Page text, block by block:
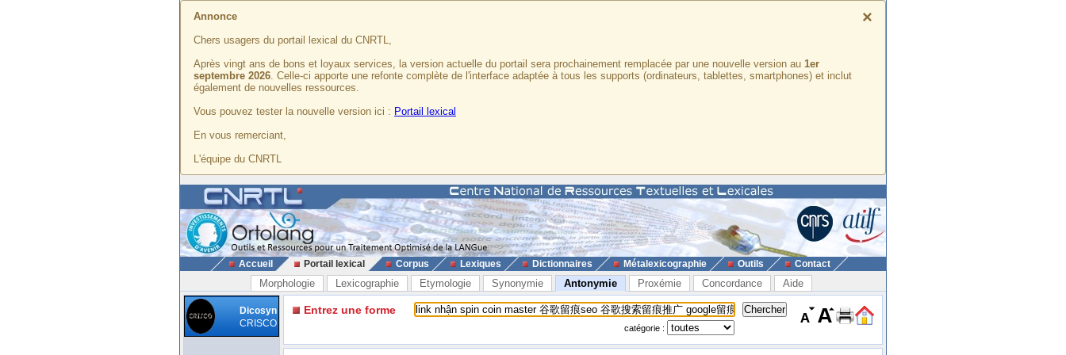
×
Annonce
Chers usagers du portail lexical du CNRTL,
Après vingt ans de bons et loyaux services, la version actuelle du portail sera prochainement remplacée par une nouvelle version au 1er
septembre 2026. Celle-ci apporte une refonte complète de l'interface adaptée à tous les supports (ordinateurs, tablettes, smartphones) et inclut
également de nouvelles ressources.
Vous pouvez tester la nouvelle version ici : Portail lexical
En vous remerciant,
L'équipe du CNRTL
Accueil Portail lexical Corpus Lexiques Dictionnaires Métalexicographie Outils Contact
Morphologie Lexicographie Etymologie Synonymie Antonymie Proxémie Concordance Aide
Dicosyn
CRISCO
Entrez une forme
catégorie :